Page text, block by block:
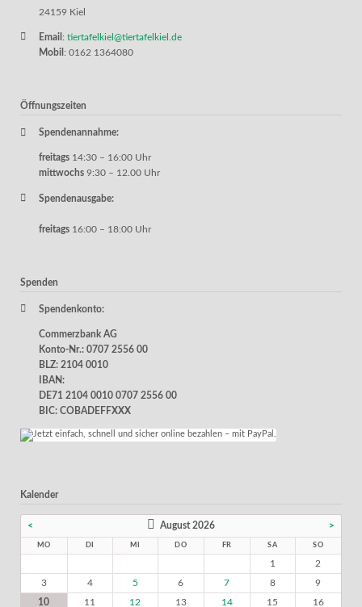
24159 Kiel
Email : tiertafelkiel@tiertafelkiel.de
Mobil : 0162 1364080
Öffnungszeiten
Spendenannahme:
freitags 14:30 – 16:00 Uhr
mittwochs 9:30 – 12.00 Uhr
Spendenausgabe:
freitags 16:00 – 18:00 Uhr
Spenden
Spendenkonto:
Commerzbank AG
Konto-Nr.: 0707 2556 00
BLZ: 2104 0010
IBAN:
DE71 2104 0010 0707 2556 00
BIC: COBADEFFXXX
Kalender
< August 2026 >
MO DI MI DO FR SA SO
1
2
3
4 5 6 7 8
9
10
11 12 13 14 15 16